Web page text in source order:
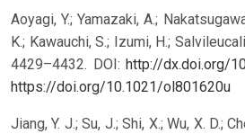
Aoyagi, Y.; Yamazaki, A.;
K.; Kawauchi, S.; Izumi, H.;
4429–4432. DOI:http://dx.doi.org/
https://doi.org/10.1021/ol801620u
Jiang, Y. J.; Su, J.; Shi, X.; Wu, X. D.;